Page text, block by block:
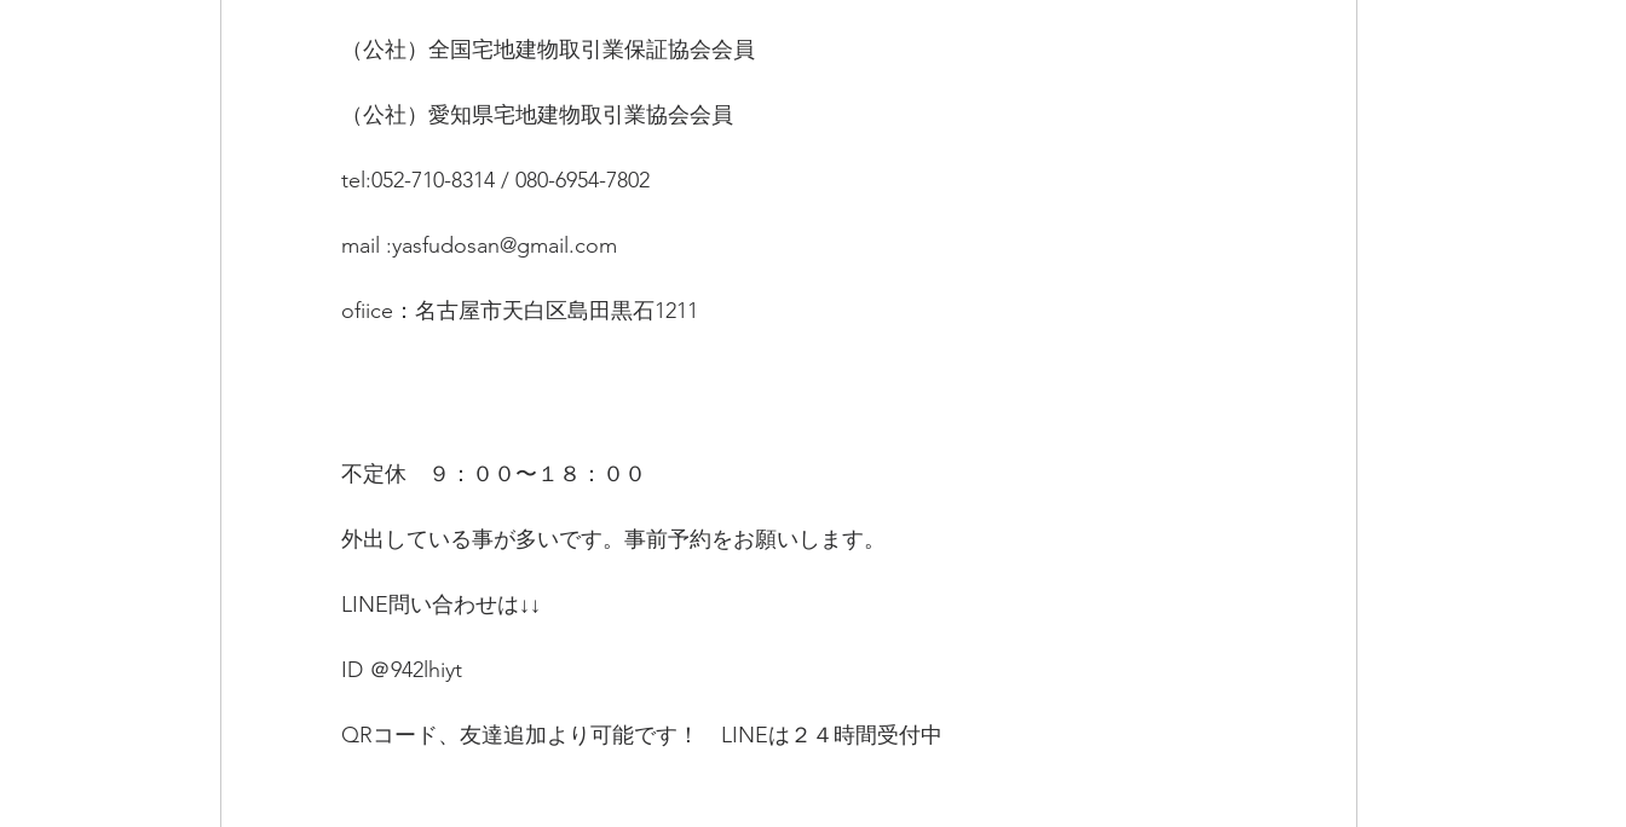
（公社）全国宅地建物取引業保証協会会員
（公社）愛知県宅地建物取引業協会会員
tel:052-710-8314 / 080-6954-7802
mail :yasfudosan@gmail.com
ofiice：名古屋市天白区島田黒石1211
不定休　９：００〜１８：００
外出している事が多いです。事前予約をお願いします。
LINE問い合わせは↓↓
ID ＠942lhiyt
QRコード、友達追加より可能です！　LINEは２４時間受付中